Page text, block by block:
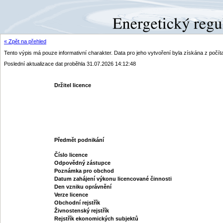
« Zpět na přehled
Tento výpis má pouze informativní charakter. Data pro jeho vytvoření byla získána z
Poslední aktualizace dat proběhla 31.07.2026 14:12:48
Držitel licence
Předmět podnikání
Číslo licence
Odpovědný zástupce
Poznámka pro obchod
Datum zahájení výkonu licencované činnosti
Den vzniku oprávnění
Verze licence
Obchodní rejstřík
Živnostenský rejstřík
Rejstřík ekonomických subjektů